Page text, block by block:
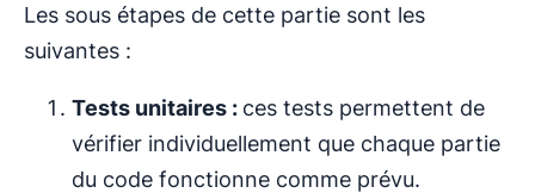
Les sous étapes de cette partie sont les
suivantes :
Tests unitaires : ces tests permettent de
vérifier individuellement que chaque partie
du code fonctionne comme prévu.